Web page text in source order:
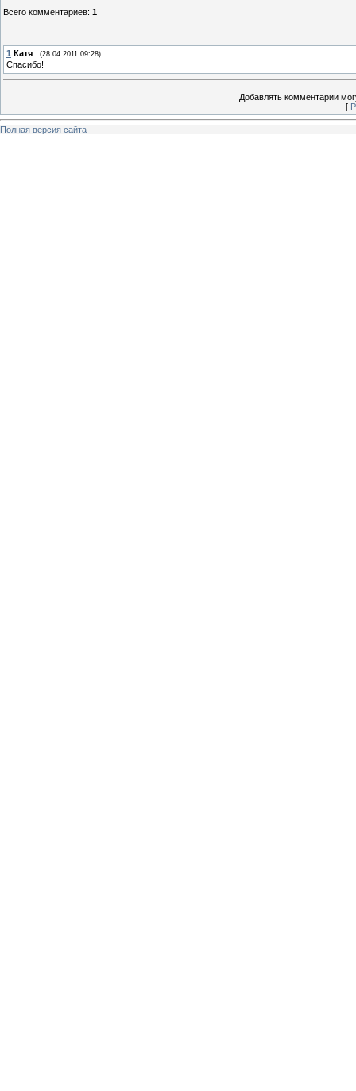
Всего комментариев: 1
1 Катя (28.04.2011 09:28)
Спасибо!
Добавлять комментарии
[
Полная версия сайта